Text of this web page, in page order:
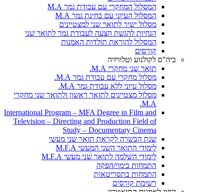
המסלול המחקרי עם עבודת גמר M.A
המסלול העיוני עם בחינת גמר M.A
מסלול ישיר לתואר שני למצטיינים
הנחיות להגשת הצעה לעבודת גמר לתואר שני
המסלול להוראת תולדות האמנות
קורסים
ביה"ס לקולנוע וטלוויזיה
תואר שני מחקרי M.A.
מסלול מחקרי עם עבודת גמר M.A.
מסלול עיוני ללא עבודת גמר M.A.
מסלול מצטיינים לתואר ראשון ולתואר שני מחקרי
M.A.
International Program – MFA Degree in Film and
Television – Directing and Production Field of
Study – Documentary Cinema
שנת הכשרה לקראת תואר שני מעשי
לימודי התואר השני המעשי M.F.A
לימודי השלמה לתואר שני מעשי M.F.A
התמחות בימוי/הפקה
התמחות בתסריטאות
רשימת קורסים